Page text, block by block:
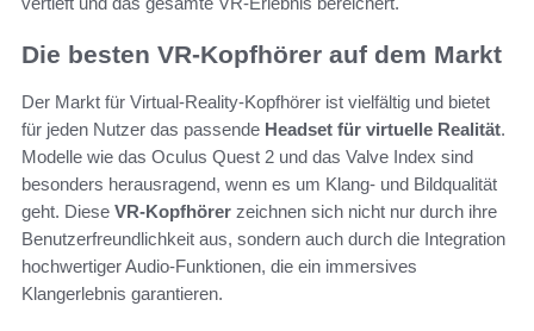
Die besten VR-Kopfhörer auf dem Markt
Der Markt für Virtual-Reality-Kopfhörer ist vielfältig und bietet
für jeden Nutzer das passende Headset für virtuelle Realität.
Modelle wie das Oculus Quest 2 und das Valve Index sind
besonders herausragend, wenn es um Klang- und Bildqualität
geht. Diese VR-Kopfhörer zeichnen sich nicht nur durch ihre
Benutzerfreundlichkeit aus, sondern auch durch die Integration
hochwertiger Audio-Funktionen, die ein immersives
Klangerlebnis garantieren.